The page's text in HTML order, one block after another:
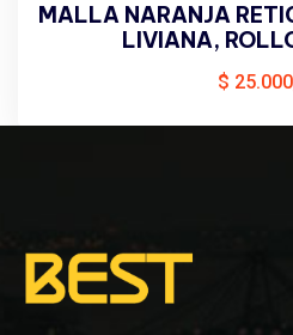
MALLA NARANJA
LIVIANA,
$